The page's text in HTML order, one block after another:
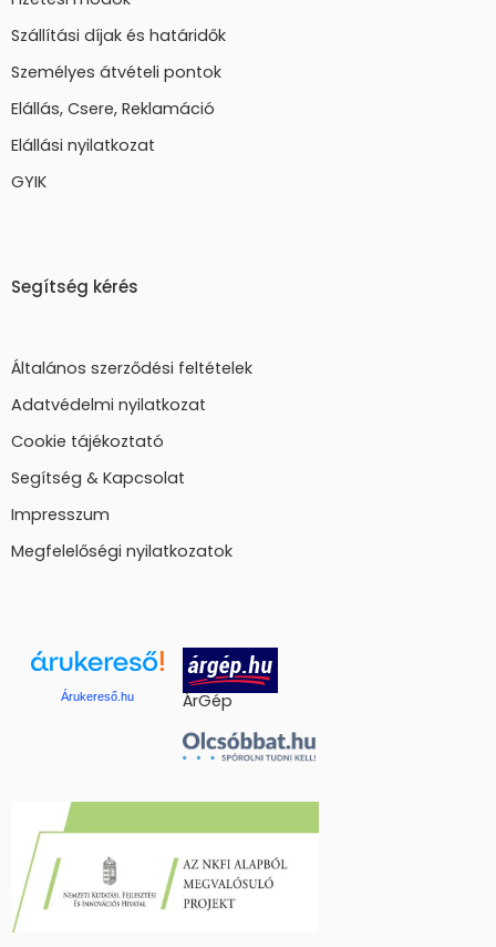
Szállítási díjak és határidők
Személyes átvételi pontok
Elállás, Csere, Reklamáció
Elállási nyilatkozat
GYIK
Segítség kérés
Általános szerződési feltételek
Adatvédelmi nyilatkozat
Cookie tájékoztató
Segítség & Kapcsolat
Impresszum
Megfelelőségi nyilatkozatok
Árukereső.hu ÁrGép